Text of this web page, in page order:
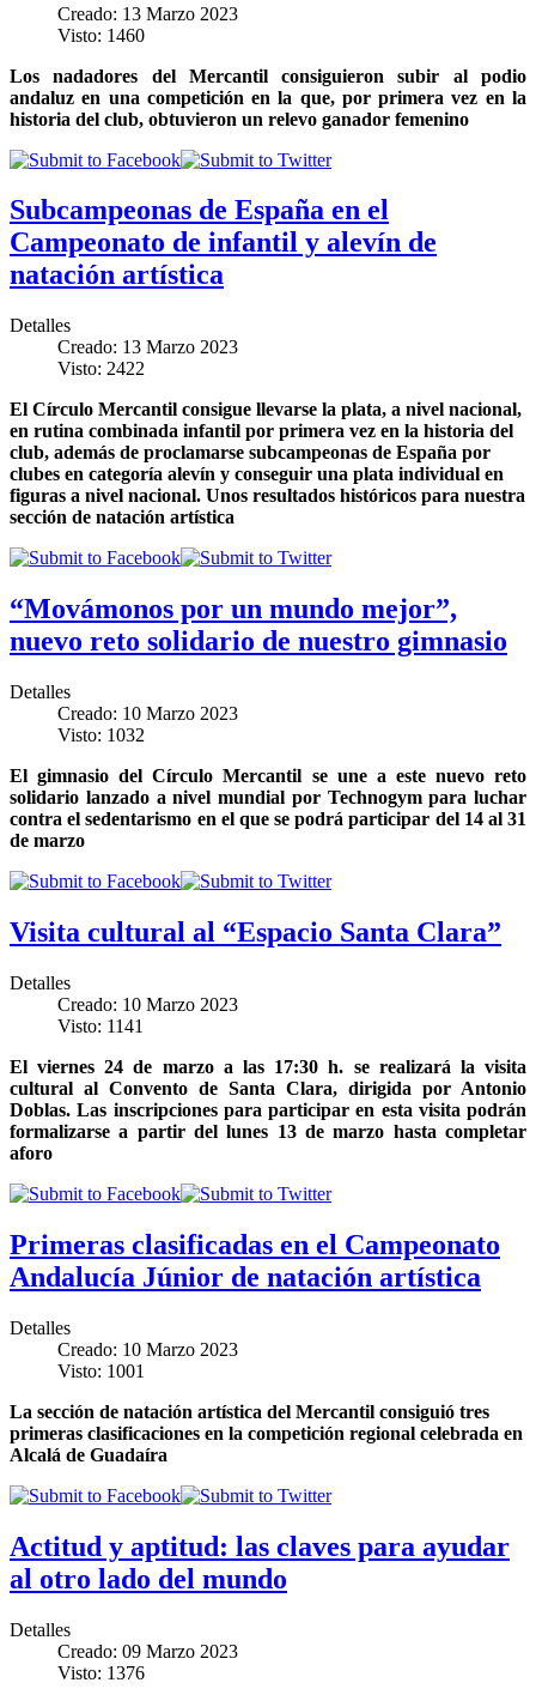
Creado: 13 Marzo 2023
Visto: 1460
Los nadadores del Mercantil consiguieron subir al podio
andaluz en una competición en la que, por primera vez en la
historia del club, obtuvieron un relevo ganador femenino
Subcampeonas de España en el
Campeonato de infantil y alevín de
natación artística
Detalles
Creado: 13 Marzo 2023
Visto: 2422
El Círculo Mercantil consigue llevarse la plata, a nivel nacional,
en rutina combinada infantil por primera vez en la historia del
club, además de proclamarse subcampeonas de España por
clubes en categoría alevín y conseguir una plata individual en
figuras a nivel nacional. Unos resultados históricos para nuestra
sección de natación artística
“Movámonos por un mundo mejor”,
nuevo reto solidario de nuestro gimnasio
Detalles
Creado: 10 Marzo 2023
Visto: 1032
El gimnasio del Círculo Mercantil se une a este nuevo reto
solidario lanzado a nivel mundial por Technogym para luchar
contra el sedentarismo en el que se podrá participar del 14 al 31
de marzo
Visita cultural al “Espacio Santa Clara”
Detalles
Creado: 10 Marzo 2023
Visto: 1141
El viernes 24 de marzo a las 17:30 h. se realizará la visita
cultural al Convento de Santa Clara, dirigida por Antonio
Doblas.Las inscripciones para participar en esta visita podrán
formalizarse a partir del lunes 13 de marzo hasta completar
aforo
Primeras clasificadas en el Campeonato
Andalucía Júnior de natación artística
Detalles
Creado: 10 Marzo 2023
Visto: 1001
La sección de natación artística del Mercantil consiguió tres
primeras clasificaciones en la competición regional celebrada en
Alcalá de Guadaíra
Actitud y aptitud: las claves para ayudar
al otro lado del mundo
Detalles
Creado: 09 Marzo 2023
Visto: 1376